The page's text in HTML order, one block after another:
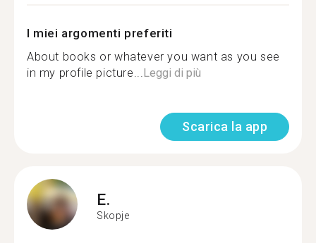
I miei argomenti preferiti
About books or whatever you want as you see
in my profile picture...Leggi di più
Scarica la app
E.
Skopje